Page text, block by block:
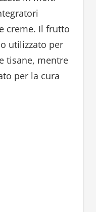
creme. Il frutto
utilizzato per
tisane, mentre
per la cura